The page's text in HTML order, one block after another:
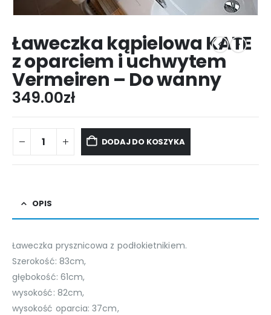
Ławeczka kąpielowa KATE
z oparciem i uchwytem
Vermeiren – Do wanny
349.00zł
DODAJ DO KOSZYKA
OPIS
Ławeczka prysznicowa z podłokietnikiem.
Szerokość: 83cm,
głębokość: 61cm,
wysokość: 82cm,
wysokość oparcia: 37cm,